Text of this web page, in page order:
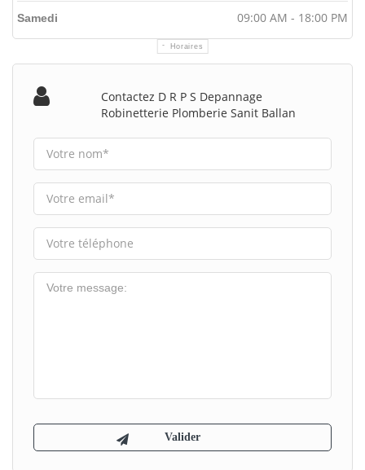
Horaires
Samedi 09:00 AM - 18:00 PM
Contactez D R P S Depannage
Robinetterie Plomberie Sanit Ballan